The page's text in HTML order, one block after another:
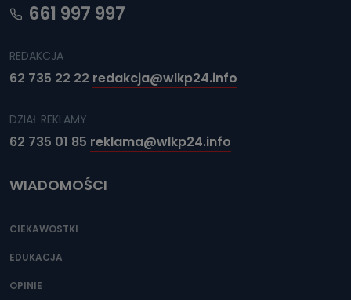
661 997 997
REDAKCJA
62 735 22 22 redakcja@wlkp24.info
DZIAŁ REKLAMY
62 735 01 85 reklama@wlkp24.info
WIADOMOŚCI
CIEKAWOSTKI
EDUKACJA
OPINIE